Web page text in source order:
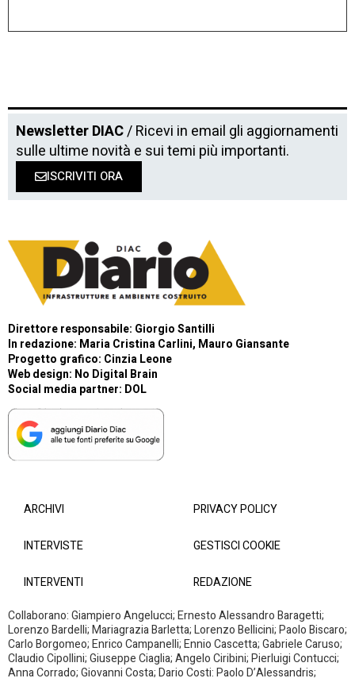
Newsletter DIAC/ Ricevi in email gli aggiornamenti
sulle ultime novità e sui temi più importanti.
ISCRIVITI ORA
Direttore responsabile: Giorgio Santilli
In redazione: Maria Cristina Carlini, Mauro Giansante
Progetto grafico: Cinzia Leone
Web design: No Digital Brain
Social media partner: DOL
ARCHIVI
INTERVISTE
INTERVENTI
PRIVACY POLICY
GESTISCI COOKIE
REDAZIONE
Collaborano: Giampiero Angelucci; Ernesto Alessandro Baragetti;
Lorenzo Bardelli; Mariagrazia Barletta; Lorenzo Bellicini; Paolo Biscaro;
Carlo Borgomeo; Enrico Campanelli; Ennio Cascetta; Gabriele Caruso;
Claudio Cipollini; Giuseppe Ciaglia; Angelo Ciribini; Pierluigi Contucci;
Anna Corrado; Giovanni Costa; Dario Costi: Paolo D’Alessandris;